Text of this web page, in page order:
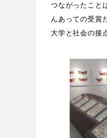
つながったこと
んあっての受賞
大学と社会の接